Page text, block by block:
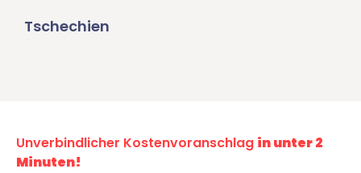
Tschechien
Unverbindlicher Kostenvoranschlag in unter 2
Minuten!